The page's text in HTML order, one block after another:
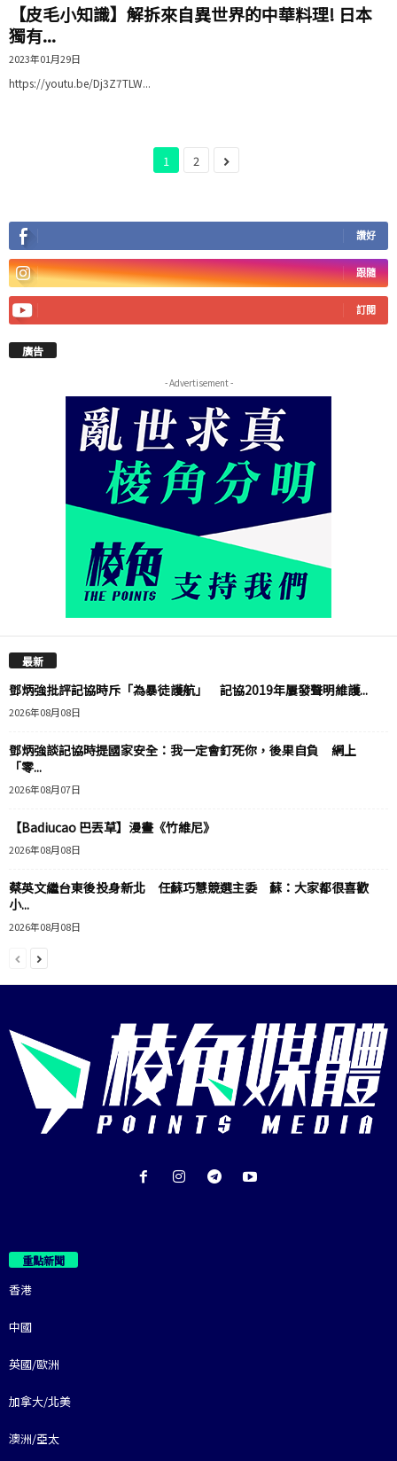
【皮毛小知識】解拆來自異世界的中華料理! 日本
獨有...
2023年01月29日
https://youtu.be/Dj3Z7TLW...
1 2
讚好
跟隨
訂閱
廣告
- Advertisement -
最新
鄧炳強批評記協時斥「為暴徒護航」 記協2019年屢發聲明維護...
2026年08月08日
鄧炳強談記協時提國家安全：我一定會釘死你，後果自負 網上
「零...
2026年08月07日
【Badiucao 巴丟草】漫畫《竹維尼》
2026年08月08日
蔡英文繼台東後投身新北 任蘇巧慧競選主委 蘇：大家都很喜歡
小...
2026年08月08日
重點新聞
香港
中國
英國/歐洲
加拿大/北美
澳洲/亞太